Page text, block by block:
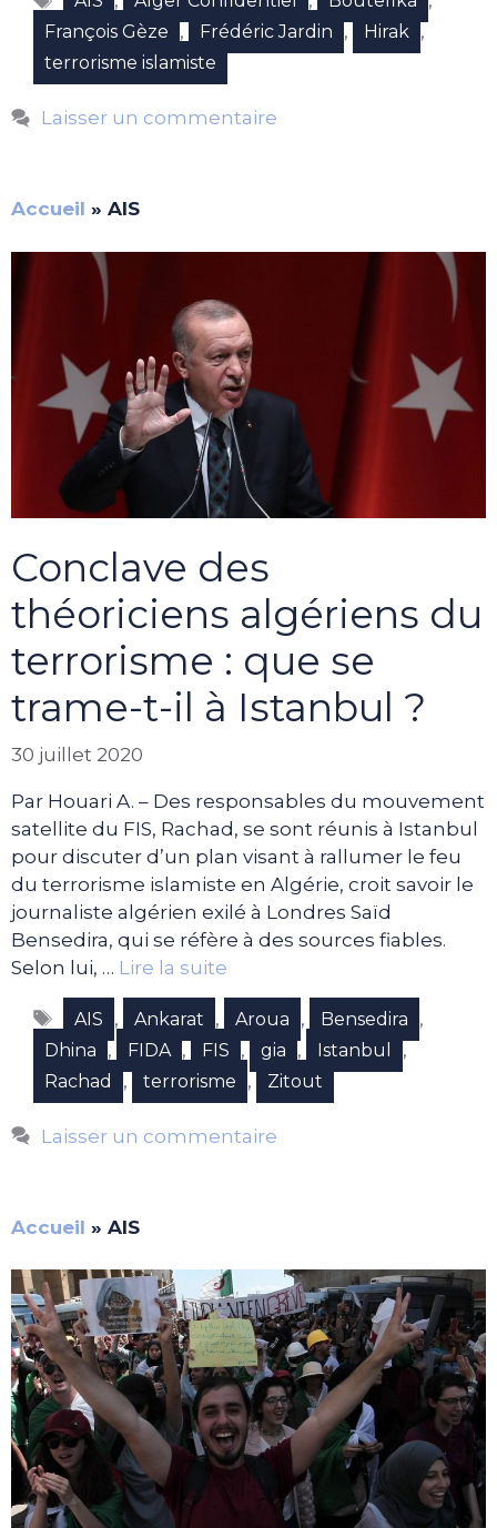
François Gèze , Frédéric Jardin , Hirak ,
terrorisme islamiste
Laisser un commentaire
Accueil » AIS
Conclave des
théoriciens algériens du
terrorisme : que se
trame-t-il à Istanbul ?
30 juillet 2020
Par Houari A. – Des responsables du mouvement
satellite du FIS, Rachad, se sont réunis à Istanbul
pour discuter d’un plan visant à rallumer le feu
du terrorisme islamiste en Algérie, croit savoir le
journaliste algérien exilé à Londres Saïd
Bensedira, qui se réfère à des sources fiables.
Selon lui, … Lire la suite
Étiquettes
AIS , Ankarat , Aroua , Bensedira ,
Dhina , FIDA , FIS , gia , Istanbul ,
Rachad , terrorisme , Zitout
Laisser un commentaire
Accueil » AIS